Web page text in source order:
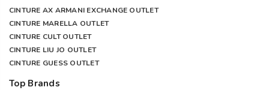
CINTURE AX ARMANI EXCHANGE OUTLET
CINTURE MARELLA OUTLET
CINTURE CULT OUTLET
CINTURE LIU JO OUTLET
CINTURE GUESS OUTLET
Top Brands